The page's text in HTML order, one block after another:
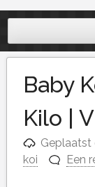
Baby
Kilo |
Geplaatst
koi
Een